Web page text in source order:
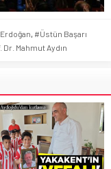
, #Üstün Başarı
Mahmut Aydın